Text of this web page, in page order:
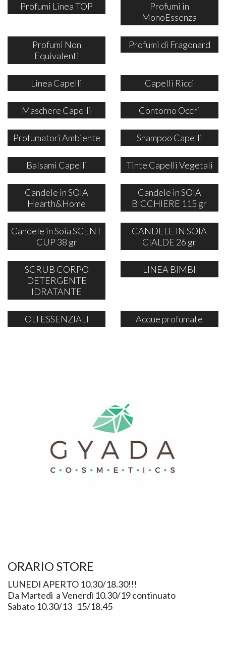
Profumi Linea TOP
Profumi in
MonoEssenza
Profumi Non
Equivalenti
Profumi di Fragonard
Linea Capelli Capelli Ricci
Maschere Capelli Contorno Occhi
Profumatori Ambiente Shampoo Capelli
Balsami Capelli Tinte Capelli Vegetali
Candele in SOIA
Hearth&Home
Candele in SOIA
BICCHIERE 115 gr
Candele in Soia SCENT
CUP 38 gr
CANDELE IN SOIA
CIALDE 26 gr
SCRUB CORPO
DETERGENTE
IDRATANTE
LINEA BIMBI
OLI ESSENZIALI Acque profumate
ORARIO STORE
LUNEDI APERTO 10.30/18.30!!!
Da Martedì a Venerdì 10.30/19 continuato
Sabato 10.30/13 15/18.45